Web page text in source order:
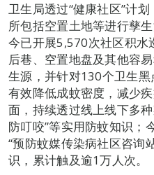
卫生局透过“健康社区”计
所包括空置土地等进行孳
今已开展5,570次社区积水
后巷、空置地盘及其他容
生源，并针对130个卫生
有效降低成蚊密度，减少
面，持续透过线上线下多种
防叮咬”等实用防蚊知识；
“预防蚊媒传染病社区咨询
识，累计触及逾1万人次。